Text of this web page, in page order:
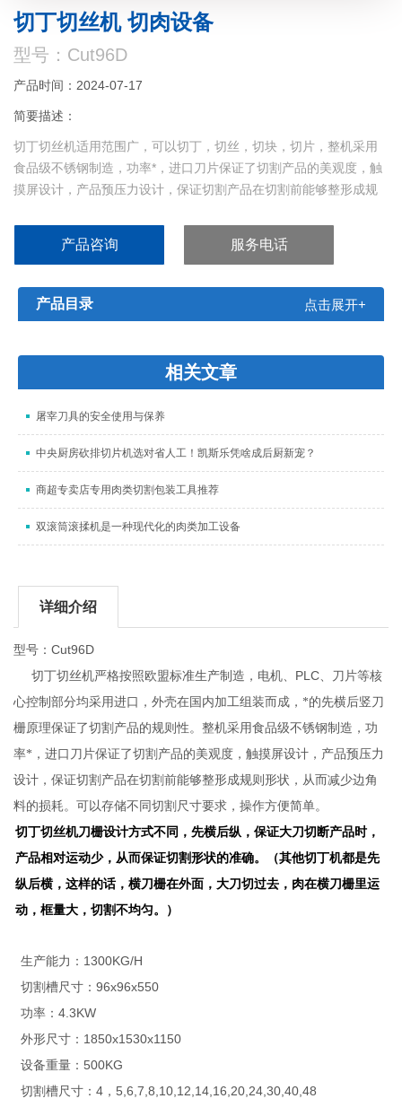
切丁切丝机 切肉设备
型号：Cut96D
产品时间：2024-07-17
简要描述：
切丁切丝机适用范围广，可以切丁，切丝，切块，切片，整机采用
食品级不锈钢制造，功率*，进口刀片保证了切割产品的美观度，触
摸屏设计，产品预压力设计，保证切割产品在切割前能够整形成规
产品咨询 服务电话
产品目录 点击展开+
相关文章
屠宰刀具的安全使用与保养
中央厨房砍排切片机选对省人工！凯斯乐凭啥成后厨新宠？
商超专卖店专用肉类切割包装工具推荐
双滚筒滚揉机是一种现代化的肉类加工设备
详细介绍
型号：Cut96D
切丁切丝机严格按照欧盟标准生产制造，电机、 PLC 、刀片等核
心控制部分均采用进口，外壳在国内加工组装而成，*的先横后竖刀
栅原理保证了切割产品的规则性。整机采用食品级不锈钢制造，功
率*，进口刀片保证了切割产品的美观度，触摸屏设计，产品预压力
设计，保证切割产品在切割前能够整形成规则形状，从而减少边角
料的损耗。可以存储不同切割尺寸要求，操作方便简单。
切丁切丝机刀栅设计方式不同，先横后纵，保证大刀切断产品时，
产品相对运动少，从而保证切割形状的准确。（其他切丁机都是先
纵后横，这样的话，横刀栅在外面，大刀切过去，肉在横刀栅里运
动，框量大，切割不均匀。）
生产能力： 1300KG/H
切割槽尺寸：96x96x550
功率：4.3KW
外形尺寸： 1850x1530x1150
设备重量：500KG
切割槽尺寸：4 ，5,6,7,8,10,12,14,16,20,24,30,40,48